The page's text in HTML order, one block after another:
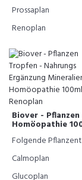
Prossaplan
Renoplan
Biover -
Homöopathie
Folgende
Calmoplan
Glucoplan